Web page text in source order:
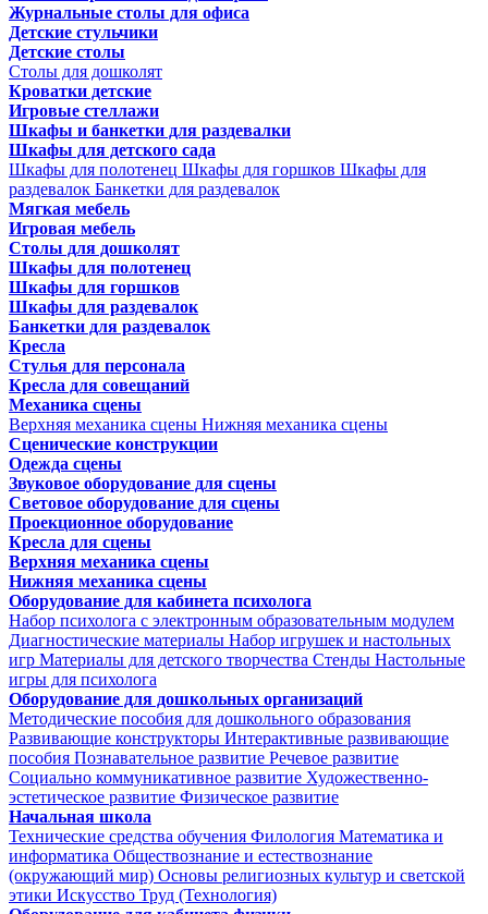
Журнальные столы для офиса
Детские стульчики
Детские столы
Столы для дошколят
Кроватки детские
Игровые стеллажи
Шкафы и банкетки для раздевалки
Шкафы для детского сада
Шкафы для полотенец Шкафы для горшков Шкафы для
раздевалок Банкетки для раздевалок
Мягкая мебель
Игровая мебель
Столы для дошколят
Шкафы для полотенец
Шкафы для горшков
Шкафы для раздевалок
Банкетки для раздевалок
Кресла
Стулья для персонала
Кресла для совещаний
Механика сцены
Верхняя механика сцены Нижняя механика сцены
Сценические конструкции
Одежда сцены
Звуковое оборудование для сцены
Световое оборудование для сцены
Проекционное оборудование
Кресла для сцены
Верхняя механика сцены
Нижняя механика сцены
Оборудование для кабинета психолога
Набор психолога с электронным образовательным модулем
Диагностические материалы Набор игрушек и настольных
игр Материалы для детского творчества Стенды Настольные
игры для психолога
Оборудование для дошкольных организаций
Методические пособия для дошкольного образования
Развивающие конструкторы Интерактивные развивающие
пособия Познавательное развитие Речевое развитие
Социально коммуникативное развитие Художественно-
эстетическое развитие Физическое развитие
Начальная школа
Технические средства обучения Филология Математика и
информатика Обществознание и естествознание
(окружающий мир) Основы религиозных культур и светской
этики Искусство Труд (Технология)